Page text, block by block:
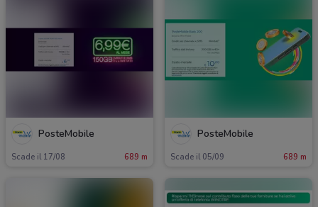
PosteMobile
Scade il 17/08 689 m
PosteMobile
Scade il 05/09 689 m